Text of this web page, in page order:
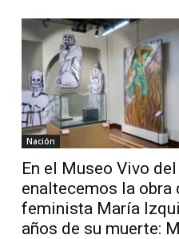
Nación
En el Museo Vivo
enaltecemos la obra
feminista María
años de su muerte: